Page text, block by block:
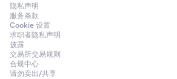
隐私声明
服务条款
Cookie 设置
求职者隐私声明
披露
交易所交易规则
合规中心
请勿卖出/共享